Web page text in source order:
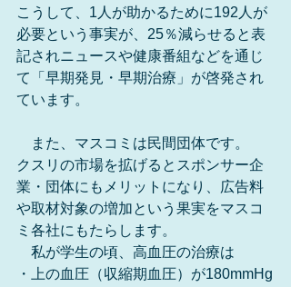
こうして、1人が助かるために192人が
必要という事実が、25％減らせると表
記されニュースや健康番組などを通じ
て「早期発見・早期治療」が啓発され
ています。
また、マスコミは民間団体です。
クスリの市場を拡げるとスポンサー企
業・団体にもメリットになり、広告料
や取材対象の増加という果実をマスコ
ミ各社にもたらします。
私が学生の頃、高血圧の治療は
・上の血圧（収縮期血圧）が180mmHg